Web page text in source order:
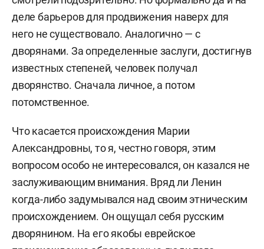
деле барьеров для продвижения наверх для
него не существовало. Аналогично — с
дворянами. За определенные заслуги, достигнув
известных степеней, человек получал
дворянство. Сначала личное, а потом
потомственное.
Что касается происхождения Марии
Александровны, то я, честно говоря, этим
вопросом особо не интересовался, он казался не
заслуживающим внимания. Вряд ли Ленин
когда-либо задумывался над своим этническим
происхождением. Он ощущал себя русским
дворянином. На его якобы еврейское